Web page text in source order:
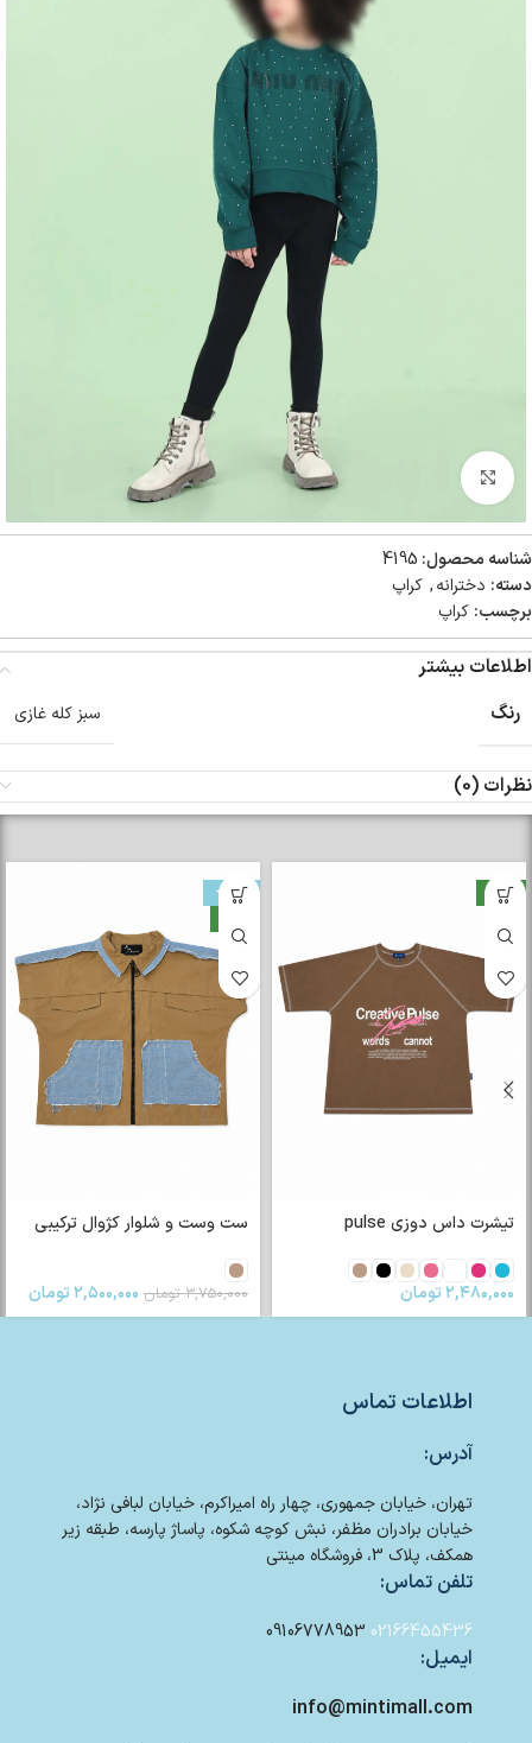
بزرگنمایی تصویر
شناسه محصول: 4195
دسته: دخترانه, کراپ
برچسب: کراپ
اطلاعات بیشتر
رنگ
سبز کله غازی
نظرات (0)
جدید
تیشرت داس دوزی pulse
۲,۴۸۰,۰۰۰تومان
-33%
ست وست و شلوار کژوال ترکیبی
۳,۷۵۰,۰۰۰ تومان ۲,۵۰۰,۰۰۰تومان
اطلاعات تماس
آدرس:
تهران، خیابان جمهوری، چهار راه امیراکرم، خیابان لبافی نژاد،
خیابان برادران مظفر، نبش کوچه شکوه، پاساژ پارسه، طبقه زیر
همکف، پلاک 3، فروشگاه مینتی
تلفن تماس:
02166455436
09106778953
ایمیل:
info@mintimall.com